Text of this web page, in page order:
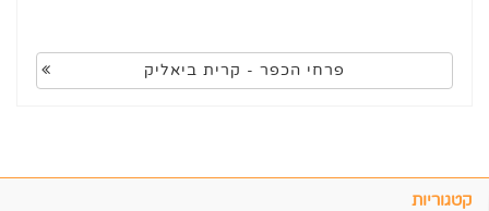
פרחי הכפר - קרית ביאליק
קטגוריות